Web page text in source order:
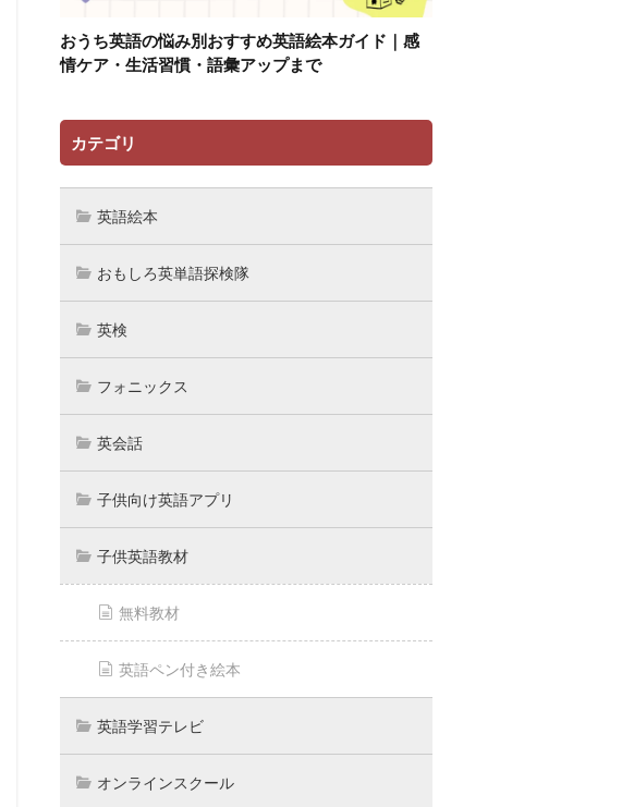
おうち英語の悩み別おすすめ英語絵本ガイド｜感
情ケア・生活習慣・語彙アップまで
カテゴリ
英語絵本
おもしろ英単語探検隊
英検
フォニックス
英会話
子供向け英語アプリ
子供英語教材
無料教材
英語ペン付き絵本
英語学習テレビ
オンラインスクール